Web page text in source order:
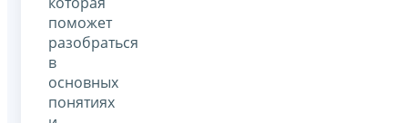
поможет
разобраться
в
основных
понятиях